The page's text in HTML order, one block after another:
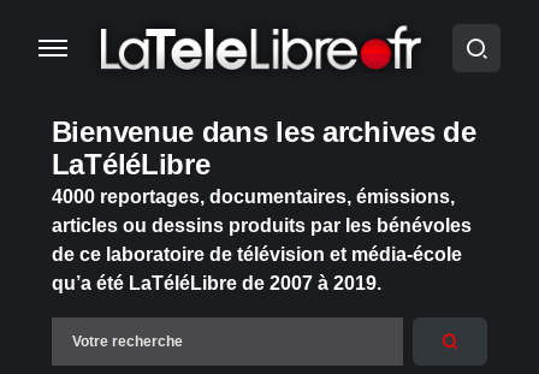
Bienvenue dans les archives de
LaTéléLibre
4000 reportages, documentaires, émissions,
articles ou dessins produits par les bénévoles
de ce laboratoire de télévision et média-école
qu’a été LaTéléLibre de 2007 à 2019.